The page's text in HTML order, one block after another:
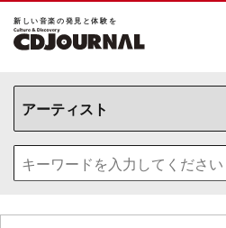
新しい⾳楽の発⾒と体験を